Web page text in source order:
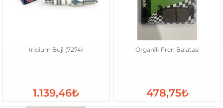
Iridium Buji̇ (7274)
1.139,46₺
Organi̇k Fren Balatasi
478,75₺